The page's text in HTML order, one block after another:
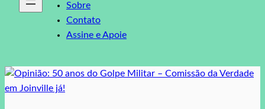
Sobre
Contato
Assine e Apoie